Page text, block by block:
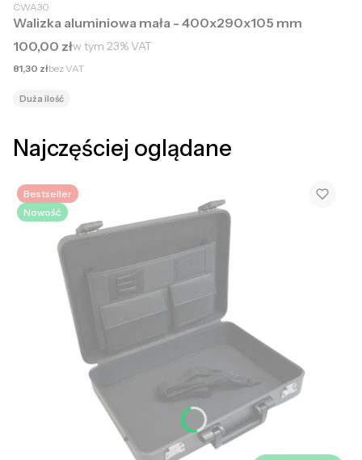
CWA30
Walizka aluminiowa mała - 400x290x105 mm
Cena brutto
100,00 złw tym 23%VAT
Cena netto
81,30 złbez VAT
Duża ilość
Najczęściej oglądane
Bestseller
Nowość